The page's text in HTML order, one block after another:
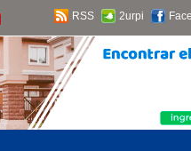
RSS 2urpi